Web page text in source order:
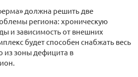
должна решить две
региона: хроническую
и зависимость от внешних
будет способен снабжать весь
из зоны дефицита в